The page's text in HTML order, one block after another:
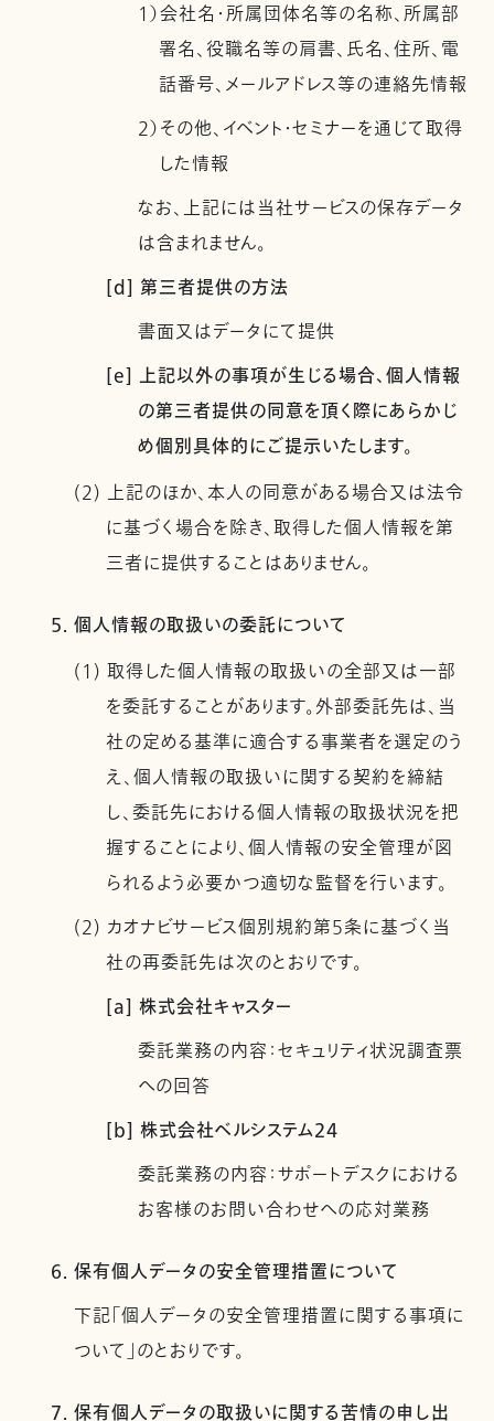
1）会社名・所属団体名等の名称、所属部
署名、役職名等の肩書、氏名、住所、電
話番号、メールアドレス等の連絡先情報
2）その他、イベント・セミナーを通じて取得
した情報
なお、上記には当社サービスの保存データ
は含まれません。
[d] 第三者提供の方法
書面又はデータにて提供
[e] 上記以外の事項が生じる場合、個人情報
の第三者提供の同意を頂く際にあらかじ
め個別具体的にご提示いたします。
(2) 上記のほか、本人の同意がある場合又は法令
に基づく場合を除き、取得した個人情報を第
三者に提供することはありません。
5. 個人情報の取扱いの委託について
(1) 取得した個人情報の取扱いの全部又は一部
を委託することがあります。外部委託先は、当
社の定める基準に適合する事業者を選定のう
え、個人情報の取扱いに関する契約を締結
し、委託先における個人情報の取扱状況を把
握することにより、個人情報の安全管理が図
られるよう必要かつ適切な監督を行います。
(2) カオナビサービス個別規約第5条に基づく当
社の再委託先は次のとおりです。
[a] 株式会社キャスター
委託業務の内容：セキュリティ状況調査票
への回答
[b] 株式会社ベルシステム24
委託業務の内容：サポートデスクにおける
お客様のお問い合わせへの応対業務
6. 保有個人データの安全管理措置について
下記「個人データの安全管理措置に関する事項に
ついて」のとおりです。
7. 保有個人データの取扱いに関する苦情の申し出